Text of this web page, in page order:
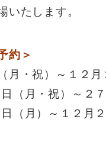
たします。
約＞
・祝）～１２月
（月・祝）～２
～１２月２５